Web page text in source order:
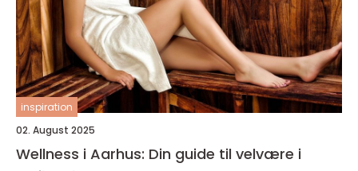
inspiration
02. August 2025
Wellness i Aarhus: Din guide til velvære i